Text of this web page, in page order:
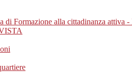
Formazione alla cittadinanza attiva -